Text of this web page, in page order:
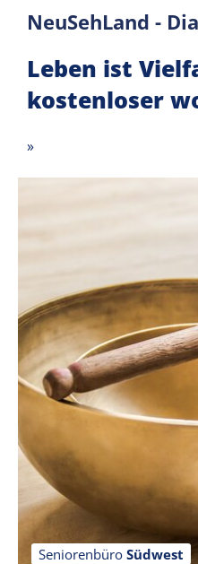
NeuSehLand -
Leben ist
kostenloser
»
Seniorenbüro Südwest